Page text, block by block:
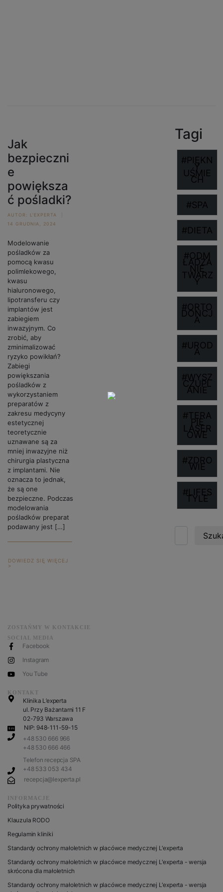
Jak
bezpieczni
e
powiększa
ć pośladki?
AUTOR:
L'EXPERTA
14 GRUDNIA, 2024
Modelowanie
pośladków za
pomocą kwasu
polimlekowego,
kwasu
hialuronowego,
lipotransferu czy
implantów jest
zabiegiem
inwazyjnym. Co
zrobić, aby
zminimalizować
ryzyko powikłań?
Zabiegi
powiększania
pośladków z
wykorzystaniem
preparatów z
zakresu medycyny
estetycznej
teoretycznie
uznawane są za
mniej inwazyjne niż
chirurgia plastyczna
z implantami. Nie
oznacza to jednak,
że są one
bezpieczne. Podczas
modelowania
pośladków preparat
podawany jest […]
DOWIEDZ SIĘ WIĘCEJ
>
Tagi
#PIĘKN
Y
UŚMIE
CH
#SPA
#DIETA
#ODM
ŁADZA
NIE
TWARZ
Y
#ORTO
DONCJ
A
#UROD
A
#WYSZ
CZUPL
ANIE
#TERA
PIE
LASER
OWE
#ZDRO
WIE
#LIFES
TYLE
ZOSTAŃMY W KONTAKCIE
SOCIAL MEDIA
Facebook
Instagram
You Tube
KONTAKT
Klinika L’experta
ul. Przy Bażantarni 11 F
02-793 Warszawa
NIP: 948-111-59-15
+48 530 666 966
+48 530 666 466
Telefon recepcja SPA
+48 533 053 434
recepcja@lexperta.pl
INFORMACJE
Polityka prywatności
Klauzula RODO
Regulamin kliniki
Standardy ochrony małoletnich w placówce medycznej L'experta
Standardy ochrony małoletnich w placówce medycznej L'experta - wersja
skrócona dla małoletnich
Standardy ochrony małoletnich w placówce medycznej L'experta - wersja